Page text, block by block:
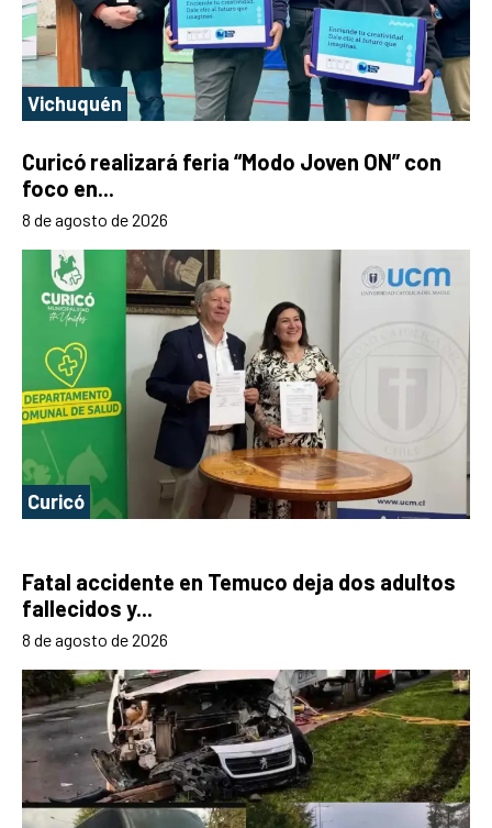
Vichuquén
Curicó realizará feria “Modo Joven ON” con
foco en...
8 de agosto de 2026
Curicó
Fatal accidente en Temuco deja dos adultos
fallecidos y...
8 de agosto de 2026